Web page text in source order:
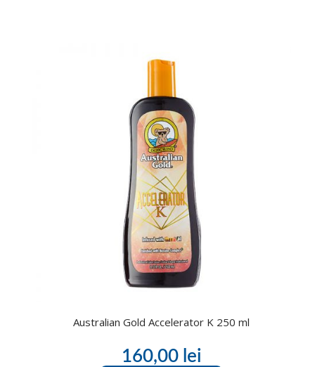
Australian Gold Accelerator K 250 ml
160,00 lei